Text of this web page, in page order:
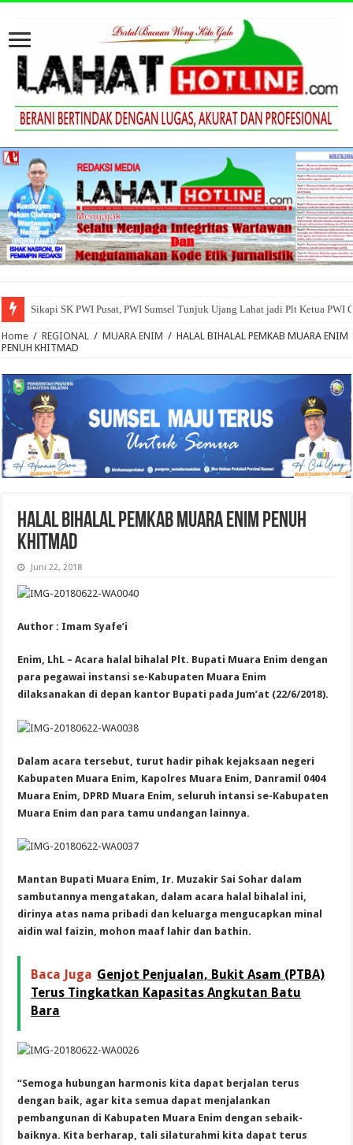
Sikapi SK PWI Pusat, PWI Sumsel Tunjuk Ujang Lahat jadi Plt Ketua PWI
Home / REGIONAL / MUARA ENIM / HALAL BIHALAL PEMKAB MUARA ENIM
PENUH KHITMAD
HALAL BIHALAL PEMKAB MUARA ENIM PENUH
KHITMAD
Juni 22, 2018
Author : Imam Syafe’i
Enim, LhL – Acara halal bihalal Plt. Bupati Muara Enim dengan
para pegawai instansi se-Kabupaten Muara Enim
dilaksanakan di depan kantor Bupati pada Jum’at (22/6/2018).
Dalam acara tersebut, turut hadir pihak kejaksaan negeri
Kabupaten Muara Enim, Kapolres Muara Enim, Danramil 0404
Muara Enim, DPRD Muara Enim, seluruh intansi se-Kabupaten
Muara Enim dan para tamu undangan lainnya.
Mantan Bupati Muara Enim, Ir. Muzakir Sai Sohar dalam
sambutannya mengatakan, dalam acara halal bihalal ini,
dirinya atas nama pribadi dan keluarga mengucapkan minal
aidin wal faizin, mohon maaf lahir dan bathin.
Baca Juga Genjot Penjualan, Bukit Asam (PTBA)
Terus Tingkatkan Kapasitas Angkutan Batu
Bara
“Semoga hubungan harmonis kita dapat berjalan terus
dengan baik, agar kita semua dapat menjalankan
pembangunan di Kabupaten Muara Enim dengan sebaik-
baiknya. Kita berharap, tali silaturahmi kita dapat terus